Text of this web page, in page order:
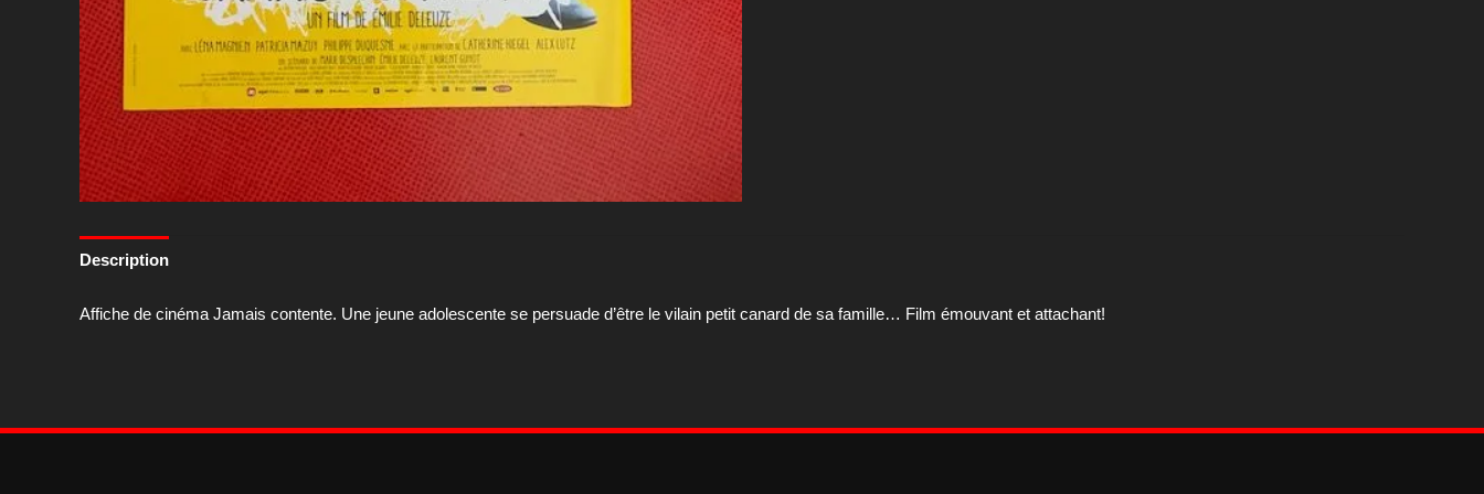
Description
Affiche de cinéma Jamais contente. Une jeune adolescente se persuade d’être le vilain petit canard de sa famille… Film émouvant et attachant!